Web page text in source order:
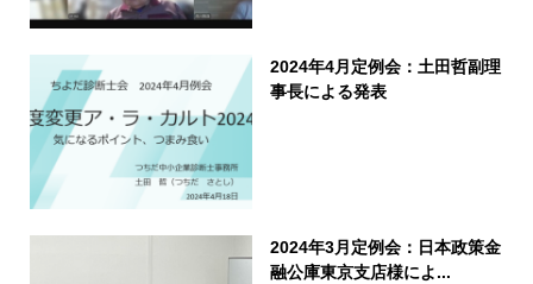
2024年4月定例会：土田哲副理
事長による発表
2024年3月定例会：日本政策金
融公庫東京支店様によ...